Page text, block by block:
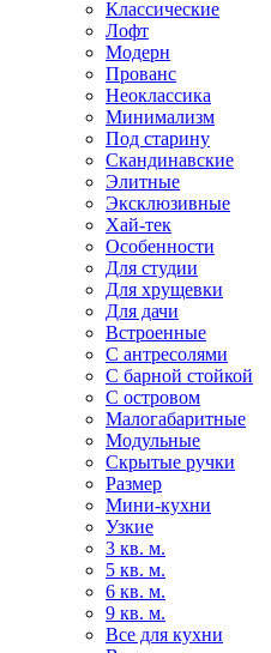
Классические
Лофт
Модерн
Прованс
Неоклассика
Минимализм
Под старину
Скандинавские
Элитные
Эксклюзивные
Хай-тек
Особенности
Для студии
Для хрущевки
Для дачи
Встроенные
С антресолями
С барной стойкой
С островом
Малогабаритные
Модульные
Скрытые ручки
Размер
Мини-кухни
Узкие
3 кв. м.
5 кв. м.
6 кв. м.
9 кв. м.
Все для кухни